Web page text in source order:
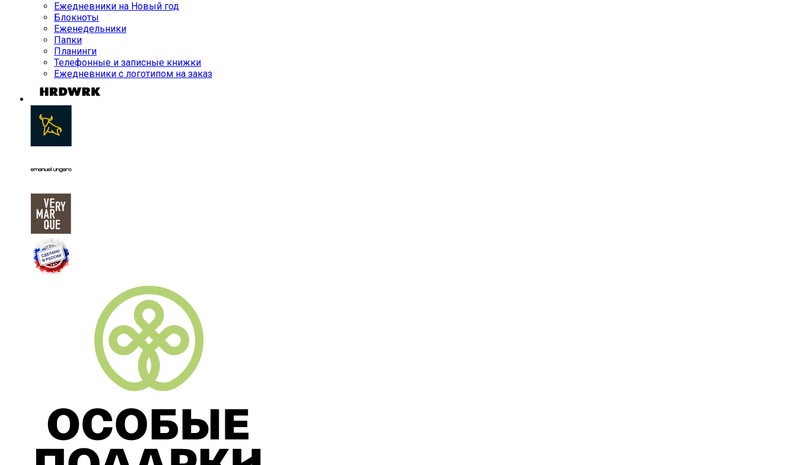
Ежедневники на Новый год
Блокноты
Еженедельники
Папки
Планинги
Телефонные и записные книжки
Ежедневники с логотипом на заказ